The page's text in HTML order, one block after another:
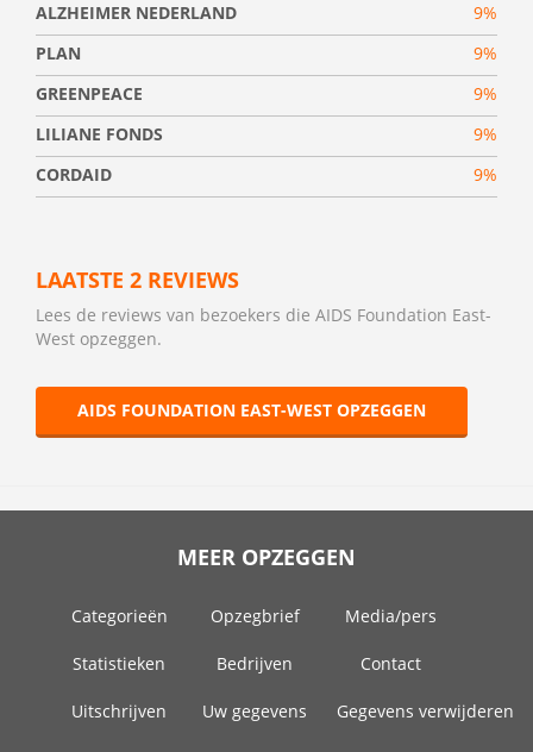
ALZHEIMER NEDERLAND
9%
PLAN
9%
GREENPEACE
9%
LILIANE FONDS
9%
CORDAID
9%
LAATSTE 2 REVIEWS
Lees de reviews van bezoekers die AIDS Foundation East-
West opzeggen.
AIDS FOUNDATION EAST-WEST OPZEGGEN
MEER OPZEGGEN
Categorieën Opzegbrief Media/pers
Statistieken Bedrijven Contact
Uitschrijven Uw gegevens Gegevens verwijderen